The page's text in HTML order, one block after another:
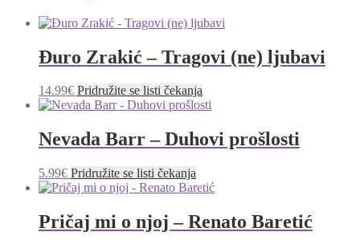
Đuro Zrakić – Tragovi (ne) ljubavi
14.99€ Pridružite se listi čekanja
Nevada Barr – Duhovi prošlosti
5.99€ Pridružite se listi čekanja
Pričaj mi o njoj – Renato Baretić